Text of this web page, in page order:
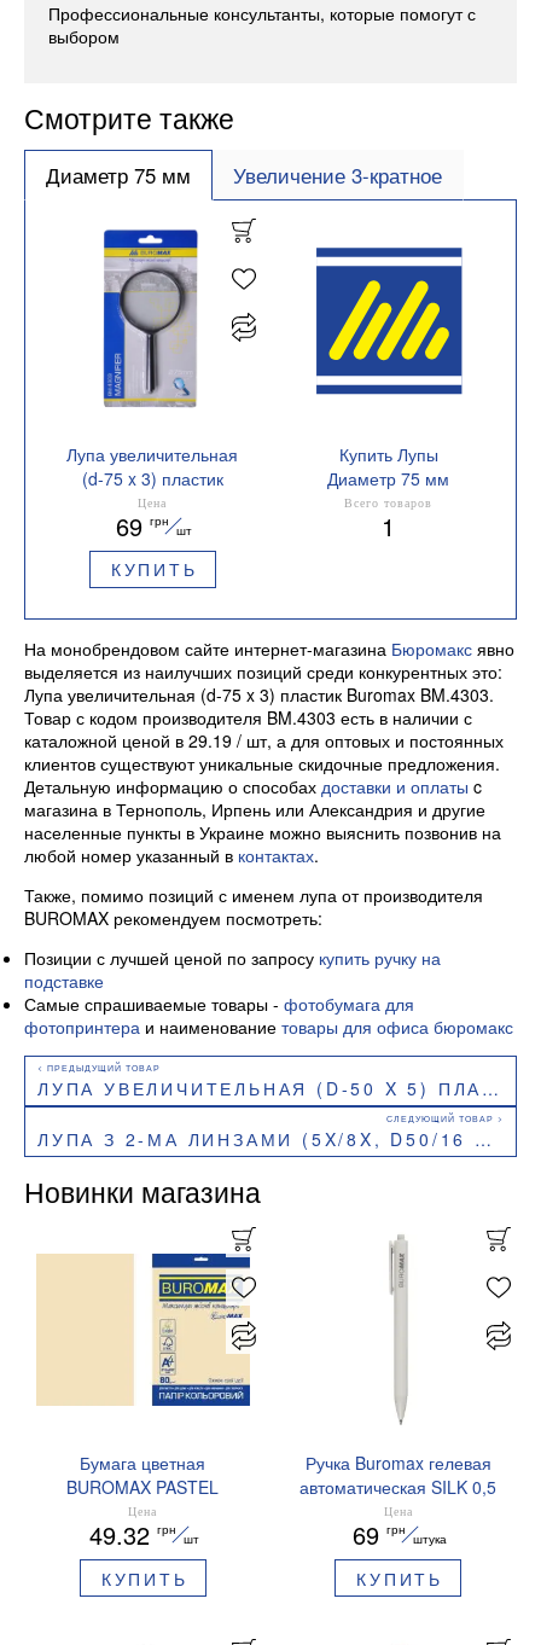
Профессиональные консультанты, которые помогут с
выбором
Смотрите также
Диаметр 75 мм Увеличение 3-кратное
Лупа увеличительная
(d-75 x 3) пластик
Buromax BM.4303
Цена
69 грн
шт
КУПИТЬ
Купить Лупы
Диаметр 75 мм
Всего товаров
1
На монобрендовом сайте интернет-магазина Бюромакс явно
выделяется из наилучших позиций среди конкурентных это:
Лупа увеличительная (d-75 x 3) пластик Buromax BM.4303.
Товар с кодом производителя BM.4303 есть в наличии с
каталожной ценой в 29.19 / шт, а для оптовых и постоянных
клиентов существуют уникальные скидочные предложения.
Детальную информацию о способах доставки и оплаты c
магазина в Тернополь, Ирпень или Александрия и другие
населенные пункты в Украине можно выяснить позвонив на
любой номер указанный в контактах.
Также, помимо позиций с именем лупа от производителя
BUROMAX рекомендуем посмотреть:
Позиции с лучшей ценой по запросу купить ручку на
подставке
Самые спрашиваемые товары - фотобумага для
фотопринтера и наименование товары для офиса бюромакс
ЛУПА УВЕЛИЧИТЕЛЬНАЯ (D-50 X 5) ПЛАСТИК BUROMAX BM.4301
ЛУПА З 2-МА ЛИНЗАМИ (5X/8X, D50/16 ММ), ПЛАСТИК BUROMAX BM.4307
Новинки магазина
Бумага цветная
BUROMAX PASTEL
EUROMAX 20 арк А4 80 г/
мс BM.2721220E-08
Цена
49.32 грн
шт
КУПИТЬ
Ручка Buromax гелевая
автоматическая SILK 0,5
мм синие чернила
BM.83100
Цена
69 грн
штука
КУПИТЬ